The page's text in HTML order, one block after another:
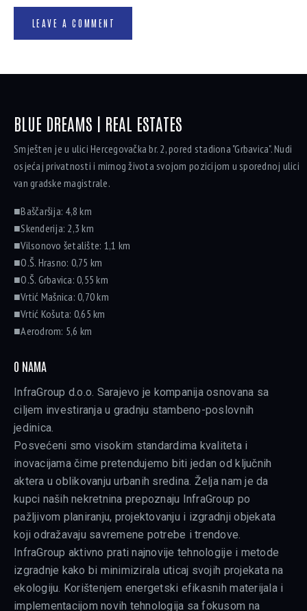
BLUE DREAMS | REAL ESTATES
Smješten je u ulici Hercegovačka br. 2, pored stadiona "Grbavica". Nudi
osjećaj privatnosti i mirnog života svojom pozicijom u sporednoj ulici
van gradske magistrale.
■Baščaršija: 4,8 km
■Skenderija: 2,3 km
■Vilsonovo šetalište: 1,1 km
■O.Š. Hrasno: 0,75 km
■O.Š. Grbavica: 0,55 km
■Vrtić Mašnica: 0,70 km
■Vrtić Košuta: 0,65 km
■Aerodrom: 5,6 km
O NAMA
InfraGroup d.o.o. Sarajevo je kompanija osnovana sa
ciljem investiranja u gradnju stambeno-poslovnih
jedinica.
Posvećeni smo visokim standardima kvaliteta i
inovacijama čime pretendujemo biti jedan od ključnih
aktera u oblikovanju urbanih sredina. Želja nam je da
kupci naših nekretnina prepoznaju InfraGroup po
pažljivom planiranju, projektovanju i izgradnji objekata
koji odražavaju savremene potrebe i trendove.
InfraGroup aktivno prati najnovije tehnologije i metode
izgradnje kako bi minimizirala uticaj svojih projekata na
ekologiju. Korištenjem energetski efikasnih materijala i
implementacijom novih tehnologija sa fokusom na